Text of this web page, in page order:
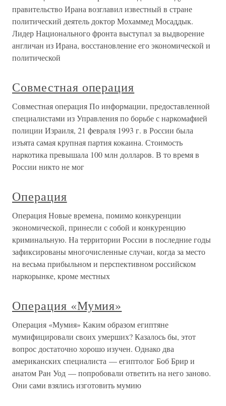
правительство Ирана возглавил известный в стране
политический деятель доктор Мохаммед Мосаддык.
Лидер Национального фронта выступал за выдворение
англичан из Ирана, восстановление его экономической и
политической
Совместная операция
Совместная операция По информации, предоставленной
специалистами из Управления по борьбе с наркомафией
полиции Израиля, 21 февраля 1993 г. в России была
изъята самая крупная партия кокаина. Стоимость
наркотика превышала 100 млн долларов. В то время в
России никто не мог
Операция
Операция Новые времена, помимо конкуренции
экономической, принесли с собой и конкуренцию
криминальную. На территории России в последние годы
зафиксированы многочисленные случаи, когда за место
на весьма прибыльном и перспективном российском
наркорынке, кроме местных
Операция «Мумия»
Операция «Мумия» Каким образом египтяне
мумифицировали своих умерших? Казалось бы, этот
вопрос достаточно хорошо изучен. Однако два
американских специалиста — египтолог Боб Брир и
анатом Ран Уод — попробовали ответить на него заново.
Они сами взялись изготовить мумию